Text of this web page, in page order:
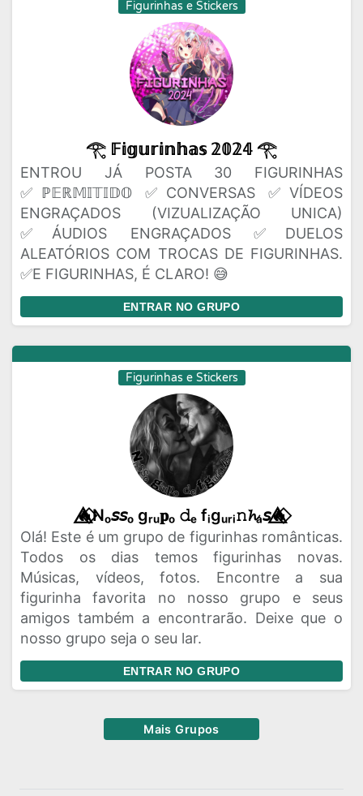
Figurinhas e Stickers
𓂀 𝔽𝕚𝕘𝕦𝕣𝕚𝕟𝕙𝕒𝕤 𝟚𝟘𝟚𝟜 𓂀
ENTROU JÁ POSTA 30 FIGURINHAS
✅ℙ𝔼ℝ𝕄𝕀𝕋𝕀𝔻𝕆 ✅CONVERSAS ✅VÍDEOS
ENGRAÇADOS (VIZUALIZAÇÃO UNICA)
✅ÁUDIOS ENGRAÇADOS ✅DUELOS
ALEATÓRIOS COM TROCAS DE FIGURINHAS.
✅E FIGURINHAS, É CLARO! 😅
ENTRAR NO GRUPO
Figurinhas e Stickers
🔥⃟⃤Nₒ𝘴𝘴ₒ gᵣᵤ𝐩ₒ 𝚍ₑ fᵢgᵤᵣᵢ𝚗𝓱ₐ𝘴🔥⃟⃤
Olá! Este é um grupo de figurinhas românticas.
Todos os dias temos figurinhas novas.
Músicas, vídeos, fotos. Encontre a sua
figurinha favorita no nosso grupo e seus
amigos também a encontrarão. Deixe que o
nosso grupo seja o seu lar.
ENTRAR NO GRUPO
Mais Grupos